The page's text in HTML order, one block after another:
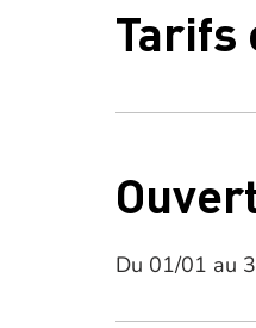
Tarifs
Du 01/01 au